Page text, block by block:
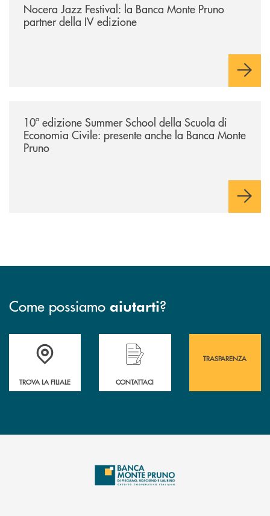
Nocera Jazz Festival: la Banca Monte Pruno
partner della IV edizione
10ª edizione Summer School della Scuola di
Economia Civile: presente anche la Banca Monte
Pruno
Come possiamo aiutarti?
Accedi all' elenco completo&nbsp; delle&nbsp; filiali&nbsp; di Banca
TROVA LA FILIALE
Hai bisogno di assistenza immediata?
CONTATTACI
TRASPARENZA